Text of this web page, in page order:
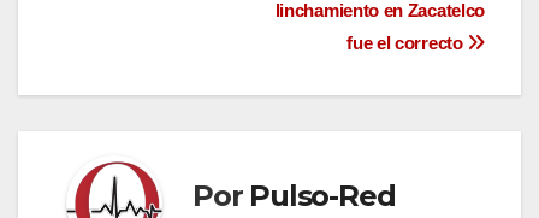
linchamiento en Zacatelco
fue el correcto
Por Pulso-Red